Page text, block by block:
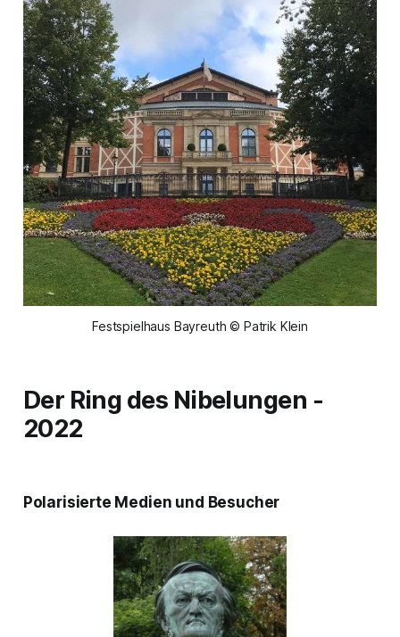
Festspielhaus Bayreuth © Patrik Klein
Der Ring des Nibelungen -
2022
Polarisierte Medien und Besucher